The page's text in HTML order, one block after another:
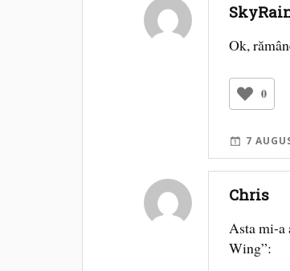
Ok,
0
7
Chris
Asta mi-a
Wing”: